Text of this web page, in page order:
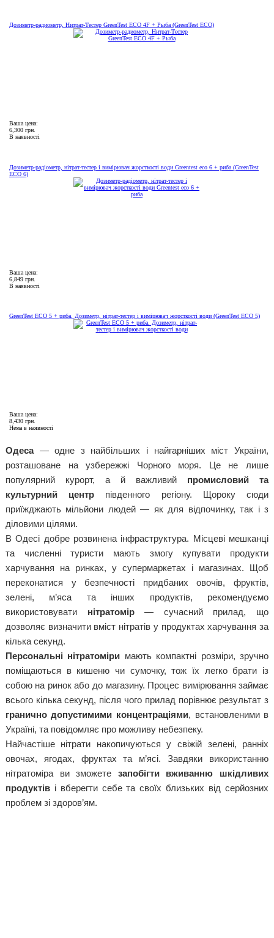
Дозиметр-радиометр, Нитрат-Тестер GreenTest ECO 4F + Рыба (GreenTest ECO)
Ваша цена:
6,300 грн.
В наявності
Дозиметр-радіометр, нітрат-тестер і вимірювач жорсткості води Greentest eco 6 + риба (GreenTest
ECO 6)
Ваша цена:
6,849 грн.
В наявності
GreenTest ECO 5 + риба. Дозиметр, нітрат-тестер і вимірювач жорсткості води (GreenTest ECO 5)
Ваша цена:
8,430 грн.
Нема в наявності
Одеса— одне з найбільших і найгарніших міст України,
розташоване на узбережжі Чорного моря. Це не лише
популярний курорт, а й важливий промисловий та
культурний центр південного регіону. Щороку сюди
приїжджають мільйони людей — як для відпочинку, так і з
діловими цілями.
В Одесі добре розвинена інфраструктура. Місцеві мешканці
та численні туристи мають змогу купувати продукти
харчування на ринках, у супермаркетах і магазинах. Щоб
переконатися у безпечності придбаних овочів, фруктів,
зелені, м’яса та інших продуктів, рекомендуємо
використовувати нітратомір— сучасний прилад, що
дозволяє визначити вміст нітратів у продуктах харчування за
кілька секунд.
Персональні нітратоміри мають компактні розміри, зручно
поміщаються в кишеню чи сумочку, тож їх легко брати із
собою на ринок або до магазину. Процес вимірювання займає
всього кілька секунд, після чого прилад порівнює результат з
гранично допустимими концентраціями, встановленими в
Україні, та повідомляє про можливу небезпеку.
Найчастіше нітрати накопичуються у свіжій зелені, ранніх
овочах, ягодах, фруктах та м’ясі. Завдяки використанню
нітратоміра ви зможете запобігти вживанню шкідливих
продуктіві вберегти себе та своїх близьких від серйозних
проблем зі здоров’ям.